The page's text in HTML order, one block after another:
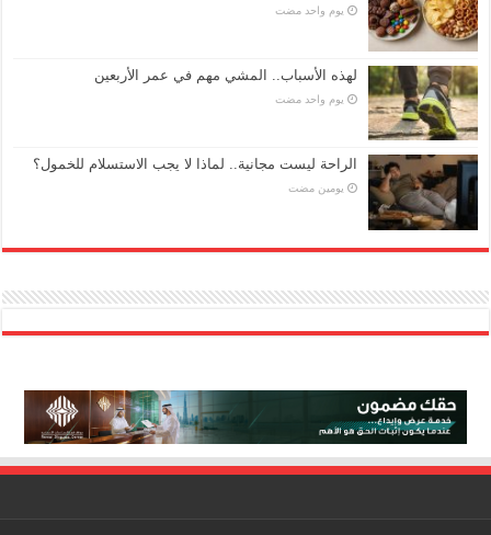
‏يوم واحد مضت
لهذه الأسباب.. المشي مهم في عمر الأربعين
‏يوم واحد مضت
الراحة ليست مجانية.. لماذا لا يجب الاستسلام للخمول؟
‏يومين مضت